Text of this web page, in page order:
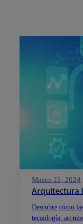
Marzo 21, 2024
Arquitectura
Descubre cómo
tecnología: